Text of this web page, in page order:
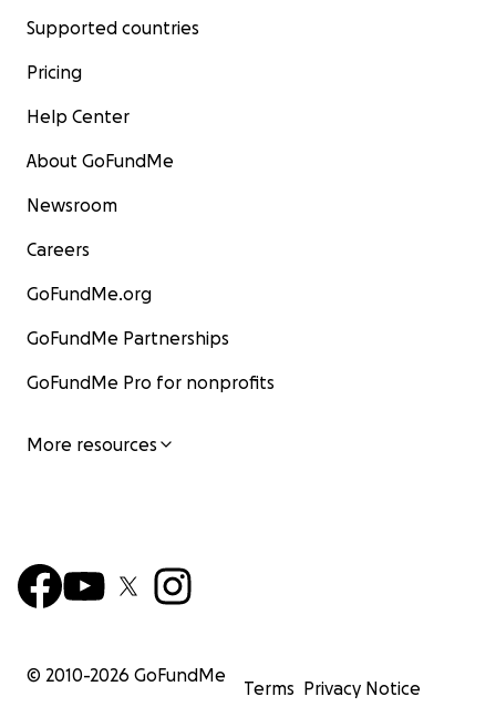
Supported countries
Pricing
Help Center
About GoFundMe
Newsroom
Careers
GoFundMe.org
GoFundMe Partnerships
GoFundMe Pro for nonprofits
More resources
© 2010-2026 GoFundMe
Terms Privacy Notice